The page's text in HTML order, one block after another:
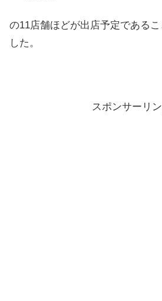
の11店舗ほどが出店予定である
した。
スポンサーリ